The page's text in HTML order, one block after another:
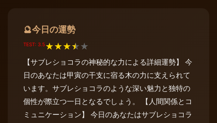
🔮今日の運勢
TEST: 3.5★★★★★
【サブレショコラの神秘的な力による詳細運勢】 今
日のあなたは甲寅の干支に宿る木の力に支えられて
います。サブレショコラのような深い魅力と独特の
個性が際立つ一日となるでしょう。 【人間関係とコ
ミュニケーション】 今日のあなたはサブレショコラ